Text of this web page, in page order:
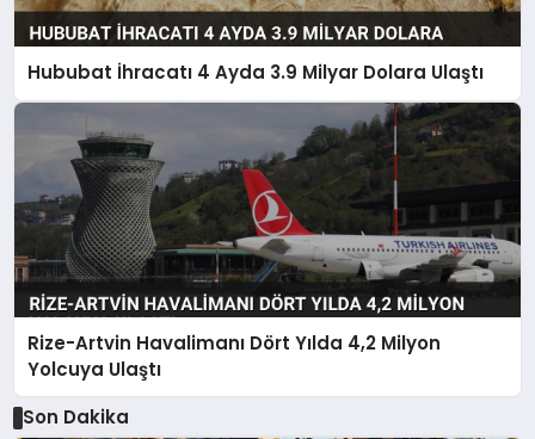
Hububat İhracatı 4 Ayda 3.9 Milyar Dolara Ulaştı
Rize-Artvin Havalimanı Dört Yılda 4,2 Milyon
Yolcuya Ulaştı
Son Dakika